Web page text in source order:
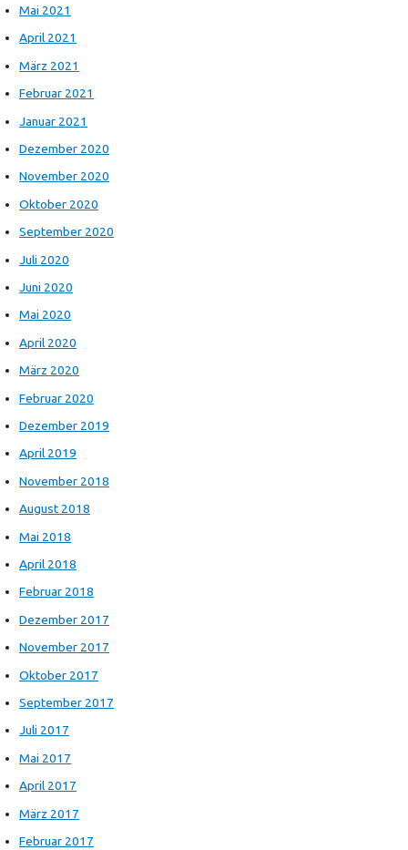
Mai 2021
April 2021
März 2021
Februar 2021
Januar 2021
Dezember 2020
November 2020
Oktober 2020
September 2020
Juli 2020
Juni 2020
Mai 2020
April 2020
März 2020
Februar 2020
Dezember 2019
April 2019
November 2018
August 2018
Mai 2018
April 2018
Februar 2018
Dezember 2017
November 2017
Oktober 2017
September 2017
Juli 2017
Mai 2017
April 2017
März 2017
Februar 2017